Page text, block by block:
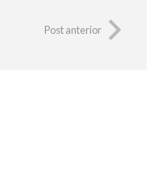
Post anterior